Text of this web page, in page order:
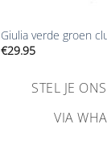
Giulia verde groen
€29.95
STEL JE
VIA